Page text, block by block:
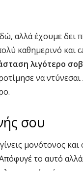
αλλά έχουμε δει
καθημερινό και
λιγότερο
να
σου
μονότονος
το αυτό